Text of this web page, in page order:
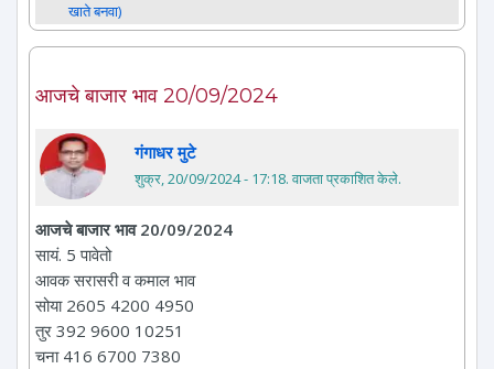
खाते बनवा)
आजचे बाजार भाव 20/09/2024
गंगाधर मुटे
शुक्र, 20/09/2024 - 17:18. वाजता प्रकाशित केले.
आजचे बाजार भाव 20/09/2024
सायं. 5 पावेतो
आवक सरासरी व कमाल भाव
सोया 2605 4200 4950
तुर 392 9600 10251
चना 416 6700 7380